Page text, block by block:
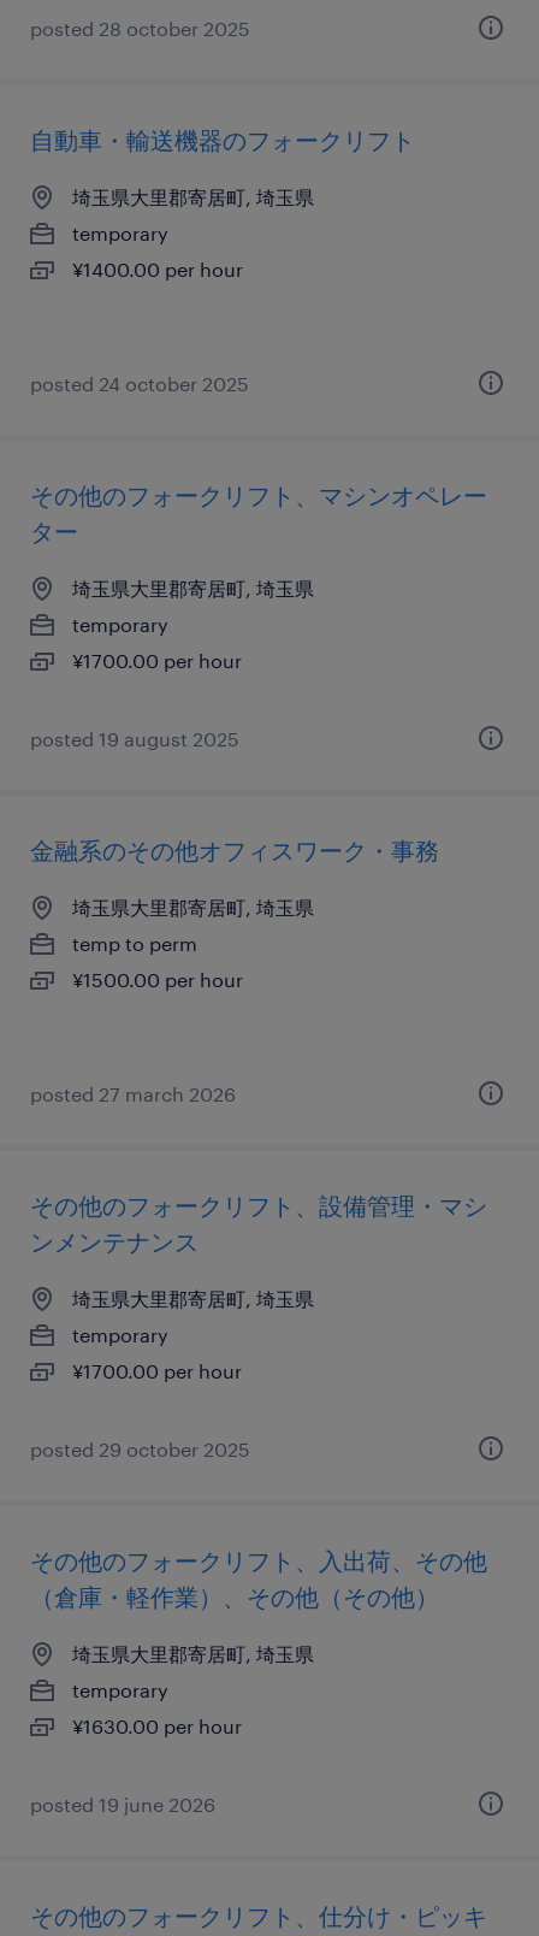
posted 28 october 2025
自動車・輸送機器のフォークリフト
埼玉県大里郡寄居町, 埼玉県
temporary
¥1400.00 per hour
posted 24 october 2025
その他のフォークリフト、マシンオペレー
ター
埼玉県大里郡寄居町, 埼玉県
temporary
¥1700.00 per hour
posted 19 august 2025
金融系のその他オフィスワーク・事務
埼玉県大里郡寄居町, 埼玉県
temp to perm
¥1500.00 per hour
posted 27 march 2026
その他のフォークリフト、設備管理・マシ
ンメンテナンス
埼玉県大里郡寄居町, 埼玉県
temporary
¥1700.00 per hour
posted 29 october 2025
その他のフォークリフト、入出荷、その他
（倉庫・軽作業）、その他（その他）
埼玉県大里郡寄居町, 埼玉県
temporary
¥1630.00 per hour
posted 19 june 2026
その他のフォークリフト、仕分け・ピッキ